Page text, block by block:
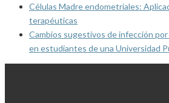
Células Madre endometriales:
terapéuticas
Cambios sugestivos de infección
en estudiantes de una Universidad